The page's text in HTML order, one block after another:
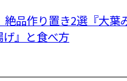
品作り置き2選『大葉
』と食べ方